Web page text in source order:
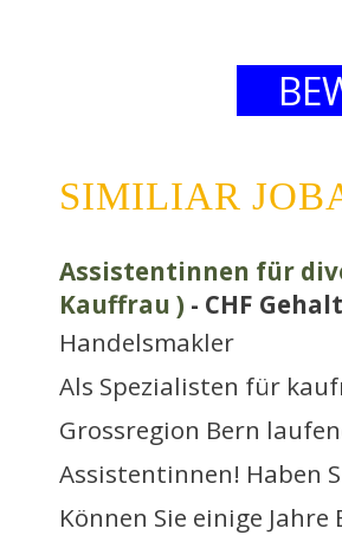
SIMILIAR
Assistentinnen für
Kauffrau ) - CHF
Handelsmakler
Als Spezialisten für
Grossregion Bern
Assistentinnen! Haben
Können Sie einige